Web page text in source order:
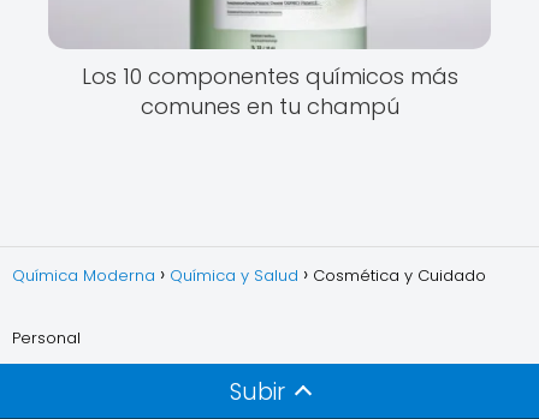
Los 10 componentes químicos más
comunes en tu champú
Química Moderna Química y Salud Cosmética y Cuidado
Personal
Subir